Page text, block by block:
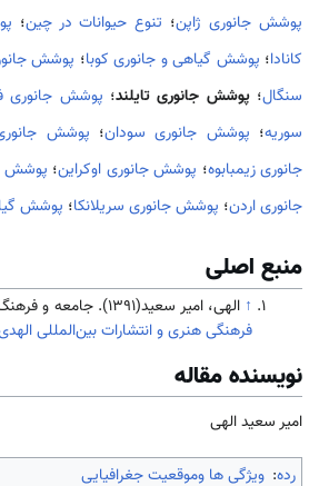
پوشش جانوری ژاپن؛ تنوع حیوانات در چین؛
کانادا؛ پوشش گیاهی و جانوری کوبا؛ پوشش
سنگال؛پوشش جانوری تایلند؛ پوشش جانوری
سوریه؛ پوشش جانوری سودان؛ پوشش
جانوری زیمبابوه؛ پوشش جانوری اوکراین؛ پوشش
جانوری اردن؛ پوشش جانوری سریلانکا؛ پوشش
منبع اصلی
↑ الهی، امیر سعید(1391). جامعه و فرهنگ
فرهنگی هنری و انتشارات بین‌المللی
نویسنده مقاله
امیر سعید الهی
رده: ویژگی ها وموقعیت جغرافیایی